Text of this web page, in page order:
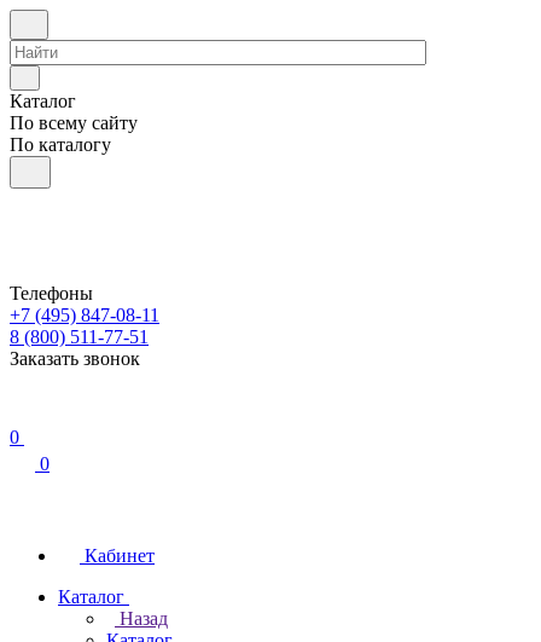
Каталог
По всему сайту
По каталогу
Телефоны
+7 (495) 847-08-11
8 (800) 511-77-51
Заказать звонок
0
0
Кабинет
Каталог
Назад